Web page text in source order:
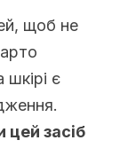
щоб не
є
цей засіб